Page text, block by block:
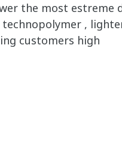
the most estreme
,
customers high